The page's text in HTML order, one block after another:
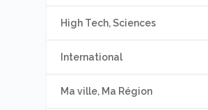
High Tech, Sciences
International
Ma ville, Ma Région